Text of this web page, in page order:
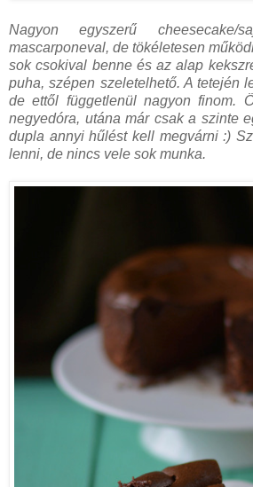
Nagyon egyszerű cheesecake/
mascarponeval, de tökéletesen
sok csokival benne és az alap
puha, szépen szeletelhető. A tetején
de ettől függetlenül nagyon finom.
negyedóra, utána már csak a szinte
dupla annyi hűlést kell megvárni :)
lenni, de nincs vele sok munka.